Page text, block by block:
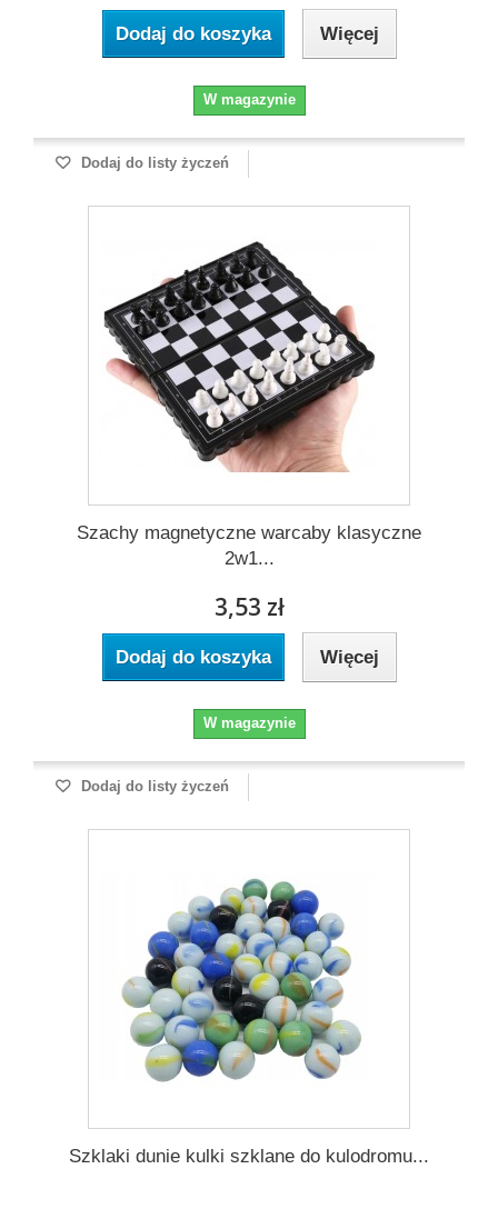
Dodaj do koszyka Więcej
W magazynie
Dodaj do listy życzeń
Szachy magnetyczne warcaby klasyczne
2w1...
3,53 zł
Dodaj do koszyka Więcej
W magazynie
Dodaj do listy życzeń
Szklaki dunie kulki szklane do kulodromu...